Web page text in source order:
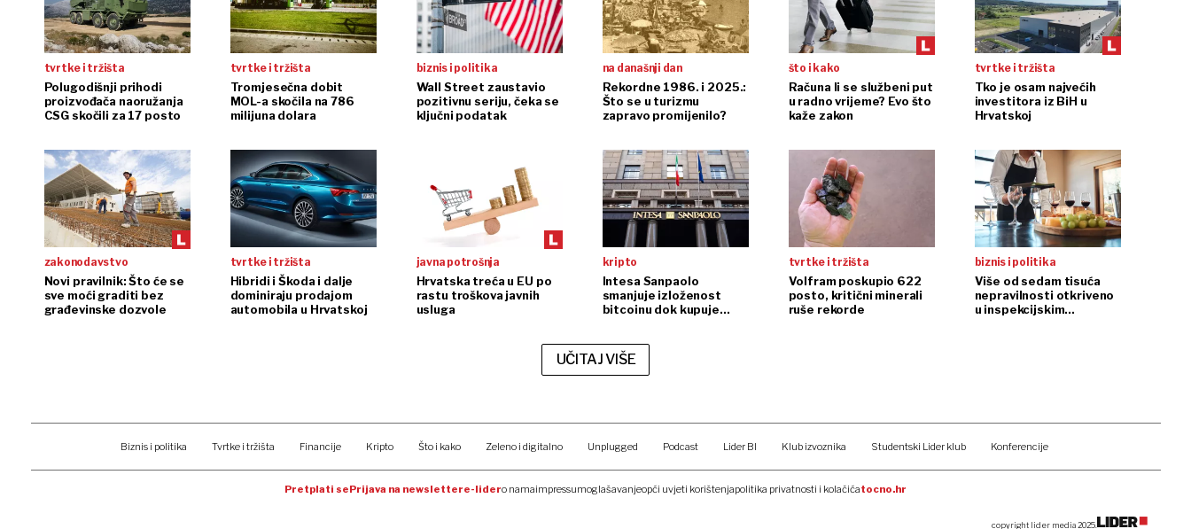
tvrtke i tržišta
Polugodišnji prihodi
proizvođača naoružanja
CSG skočili za 17 posto
tvrtke i tržišta
Tromjesečna dobit
MOL-a skočila na 786
milijuna dolara
biznis i politika
Wall Street zaustavio
pozitivnu seriju, čeka se
ključni podatak
na današnji dan
Rekordne 1986. i 2025.:
Što se u turizmu
zapravo promijenilo?
što i kako
Računa li se službeni put
u radno vrijeme? Evo što
kaže zakon
tvrtke i tržišta
Tko je osam najvećih
investitora iz BiH u
Hrvatskoj
zakonodavstvo
Novi pravilnik: Što će se
sve moći graditi bez
građevinske dozvole
tvrtke i tržišta
Hibridi i Škoda i dalje
dominiraju prodajom
automobila u Hrvatskoj
javna potrošnja
Hrvatska treća u EU po
rastu troškova javnih
usluga
kripto
Intesa Sanpaolo
smanjuje izloženost
bitcoinu dok kupuje
tvrtke i tržišta
Volfram poskupio 622
posto, kritični minerali
ruše rekorde
biznis i politika
Više od sedam tisuća
nepravilnosti otkriveno
u inspekcijskim
UČITAJ VIŠE
Biznis i politika Tvrtke i tržišta Financije Kripto Što i kako Zeleno i digitalno Unplugged Podcast Lider BI Klub izvoznika Studentski Lider klub Konferencije
Pretplati sePrijava na newslettere-lidero namaimpressumoglašavanjeopći uvjeti korištenjapolitika privatnosti i kolačićatocno.hr
copyright lider media 2025.